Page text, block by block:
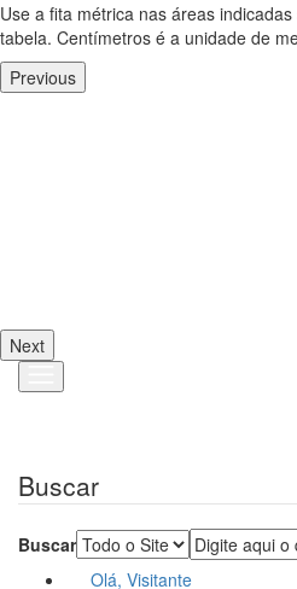
Use a fita métrica nas áreas
tabela. Centímetros é a unidade de
Previous
Next
Buscar
Buscar
Olá, Visitante